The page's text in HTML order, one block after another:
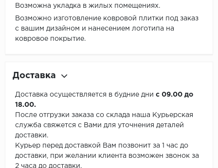
Возможна укладка в жилых помещениях.
Возможно изготовление ковровой плитки под заказ
с вашим дизайном и нанесением логотипа на
ковровое покрытие.
Доставка
Доставка осуществляется в будние дни с 09.00 до
18.00.
После отгрузки заказа со склада наша Курьерская
служба свяжется с Вами для уточнения деталей
доставки.
Курьер перед доставкой Вам позвонит за 1 час до
доставки, при желании клиента возможен звонок за
2 часа до доставки.